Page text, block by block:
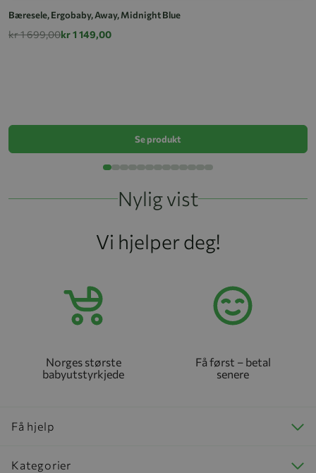
Bæresele, Ergobaby, Away, Midnight Blue
kr 1 699,00kr 1 149,00
Se produkt
Nylig vist
Vi hjelper deg!
Norges største
babyutstyrkjede
Få først – betal
senere
Få hjelp
Kategorier